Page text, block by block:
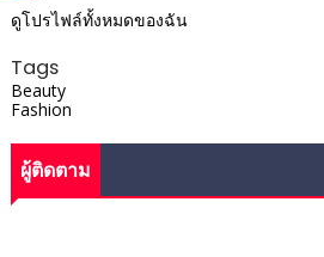
ดูโปรไฟล์ทั้งหมดของฉัน
Tags
Beauty
Fashion
ผู้ติดตาม